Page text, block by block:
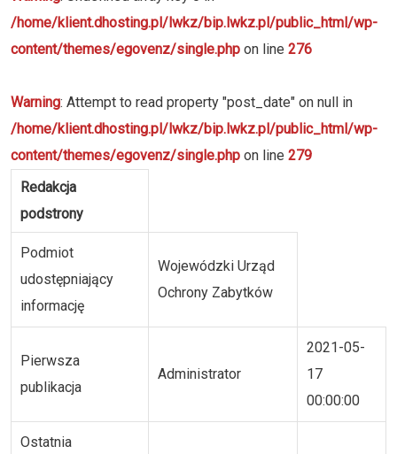
/home/klient.dhosting.pl/lwkz/bip.lwkz.pl/public_html/wp-
content/themes/egovenz/single.php on line 276
Warning: Attempt to read property "post_date" on null in
/home/klient.dhosting.pl/lwkz/bip.lwkz.pl/public_html/wp-
content/themes/egovenz/single.php on line 279
Redakcja
podstrony
Podmiot
udostępniający
informację
Wojewódzki Urząd
Ochrony Zabytków
Pierwsza
publikacja
Administrator
2021-05-
17
00:00:00
Ostatnia